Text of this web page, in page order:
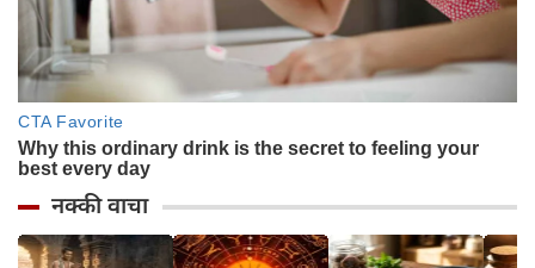
नक्की वाचा